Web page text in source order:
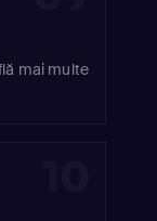
mai multe